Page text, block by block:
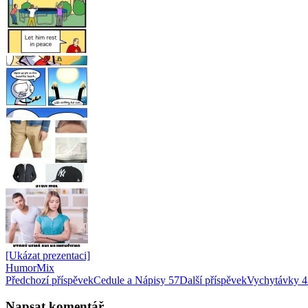
[Ukázat prezentaci]
HumorMix
Navigace
pro
Předchozí příspěvekCedule a Nápisy 57Další příspěvekVychytávky